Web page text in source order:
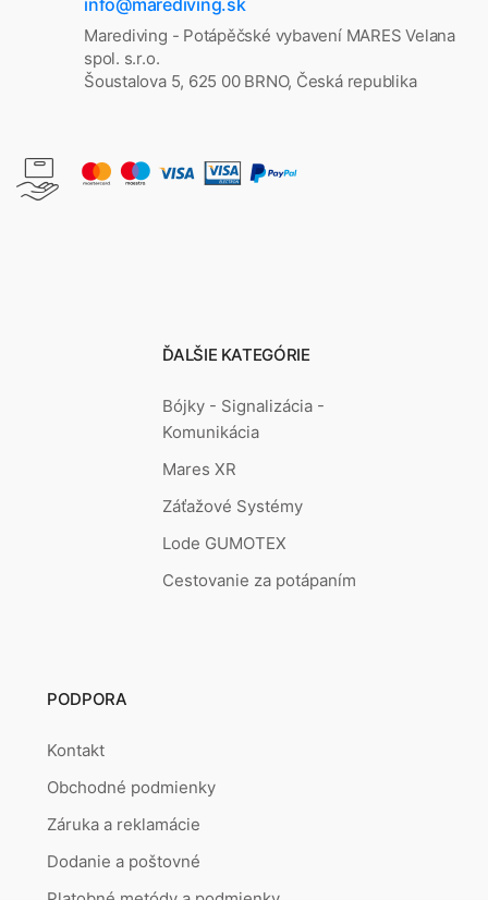
info@marediving.sk
Marediving - Potápěčské vybavení MARES Velana
spol. s.r.o.
Šoustalova 5, 625 00 BRNO, Česká republika
ĎALŠIE KATEGÓRIE
Bójky - Signalizácia -
Komunikácia
Mares XR
Záťažové Systémy
Lode GUMOTEX
Cestovanie za potápaním
PODPORA
Kontakt
Obchodné podmienky
Záruka a reklamácie
Dodanie a poštovné